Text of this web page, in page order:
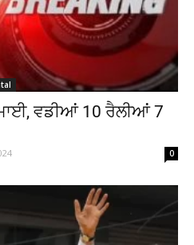
ਵਡੀਆਂ 10 ਰੈਲੀਆਂ 7
0